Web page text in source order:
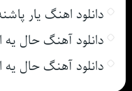
دانلود اهنگ یار
دانلود آهنگ حال
دانلود آهنگ حال